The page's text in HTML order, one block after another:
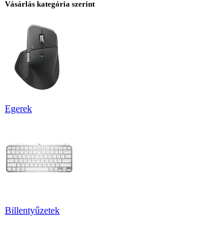
Vásárlás kategória szerint
Egerek
Billentyűzetek